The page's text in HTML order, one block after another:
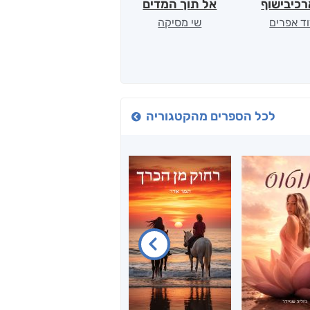
אפרים
אל תוך המדים
שי מסיקה
לכל הספרים מהקטגוריה